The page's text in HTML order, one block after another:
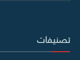
تصنيفات